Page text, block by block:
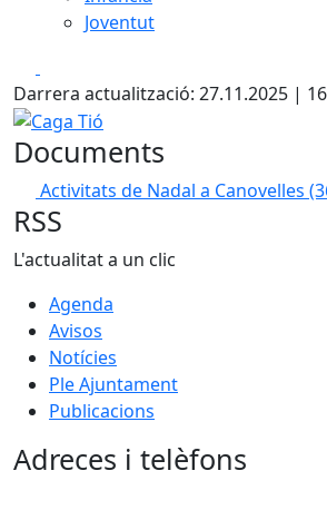
Joventut
Darrera actualització: 27.11.2025 |
Caga Tió
Documents
Activitats de Nadal a Canovelles
RSS
L'actualitat a un clic
Agenda
Avisos
Notícies
Ple Ajuntament
Publicacions
Adreces i telèfons